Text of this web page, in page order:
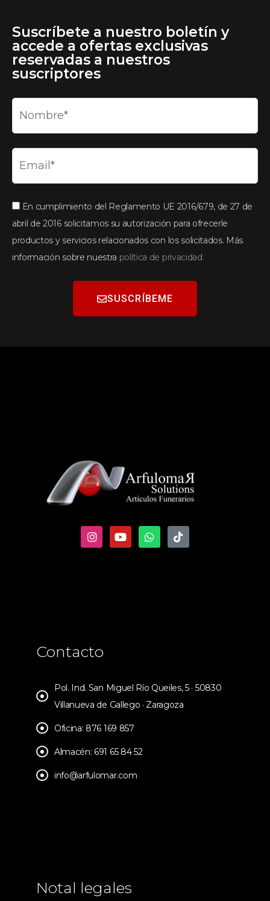
Suscríbete a nuestro boletín y
accede a ofertas exclusivas
reservadas a nuestros
suscriptores
En cumplimiento del Reglamento UE 2016/679, de 27 de
abril de 2016 solicitamos su autorización para ofrecerle
productos y servicios relacionados con los solicitados. Más
información sobre nuestra política de privacidad.
SUSCRÍBEME
Contacto
Pol. Ind. San Miguel Río Queiles, 5 · 50830
Villanueva de Gallego · Zaragoza
Oficina: 876 169 857
Almacén: 691 65 84 52
info@arfulomar.com
Notal legales